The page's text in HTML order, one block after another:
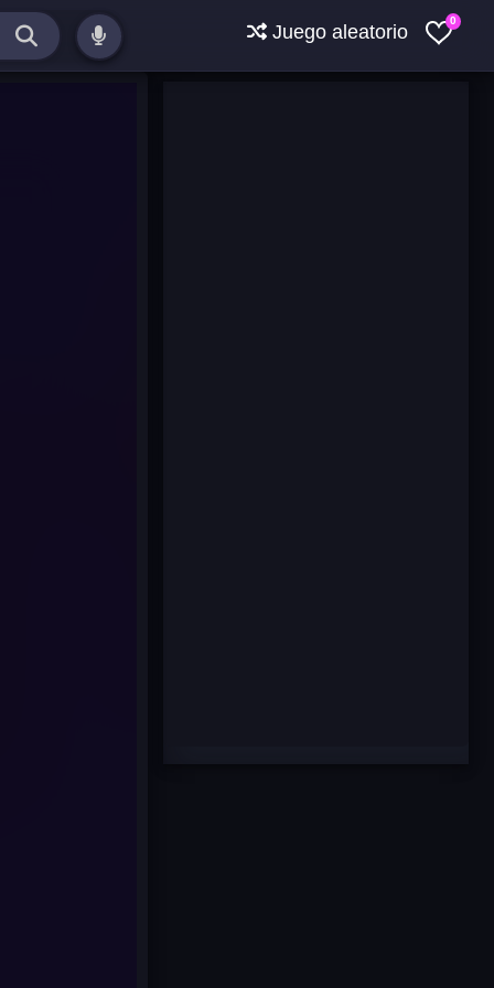
0
Juego aleatorio